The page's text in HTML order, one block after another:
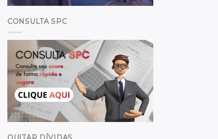
CONSULTA SPC